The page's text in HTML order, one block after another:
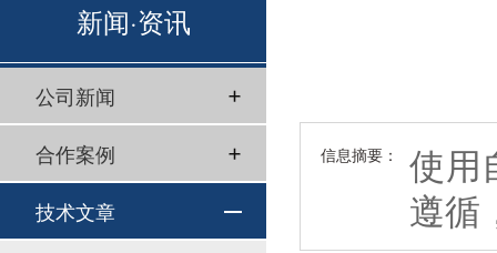
信息摘要：
使用
遵循
新闻·资讯
公司新闻
合作案例
技术文章